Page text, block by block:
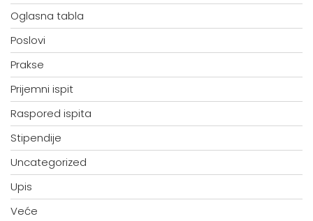
Oglasna tabla
Poslovi
Prakse
Prijemni ispit
Raspored ispita
Stipendije
Uncategorized
Upis
Veće